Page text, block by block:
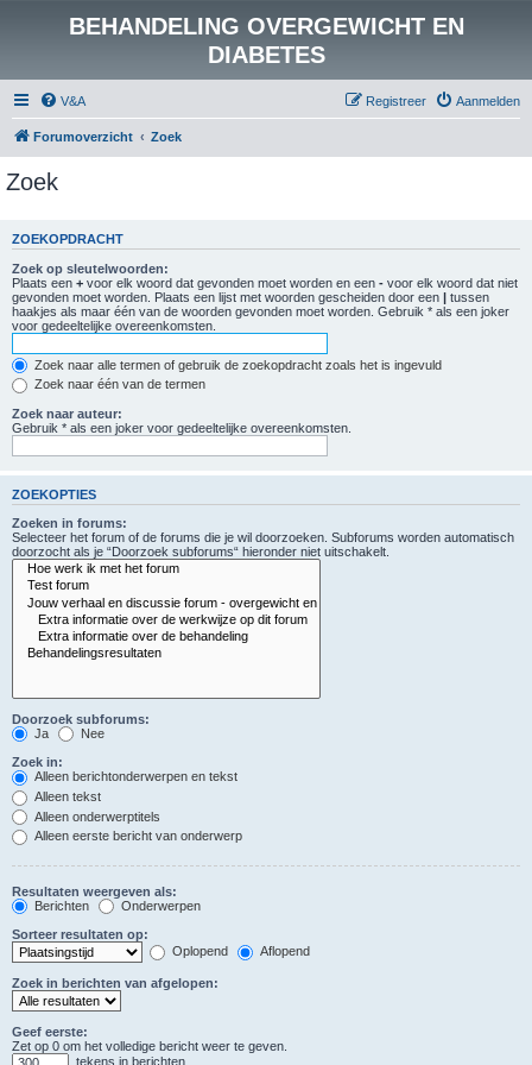
BEHANDELING OVERGEWICHT EN
DIABETES
V&A Aanmelden
Registreer
Forumoverzicht Zoek
Zoek
ZOEKOPDRACHT
Zoek op sleutelwoorden:
Plaats een + voor elk woord dat gevonden moet worden en een - voor elk woord dat niet
gevonden moet worden. Plaats een lijst met woorden gescheiden door een | tussen
haakjes als maar één van de woorden gevonden moet worden. Gebruik * als een joker
voor gedeeltelijke overeenkomsten.
Zoek naar alle termen of gebruik de zoekopdracht zoals het is ingevuld
Zoek naar één van de termen
Zoek naar auteur:
Gebruik * als een joker voor gedeeltelijke overeenkomsten.
ZOEKOPTIES
Zoeken in forums:
Selecteer het forum of de forums die je wil doorzoeken. Subforums worden automatisch
doorzocht als je “Doorzoek subforums“ hieronder niet uitschakelt.
Doorzoek subforums:
Ja
Nee
Zoek in:
Alleen berichtonderwerpen en tekst
Alleen tekst
Alleen onderwerptitels
Alleen eerste bericht van onderwerp
Resultaten weergeven als:
Berichten
Onderwerpen
Sorteer resultaten op:
Oplopend
Aflopend
Zoek in berichten van afgelopen:
Geef eerste:
Zet op 0 om het volledige bericht weer te geven.
tekens in berichten